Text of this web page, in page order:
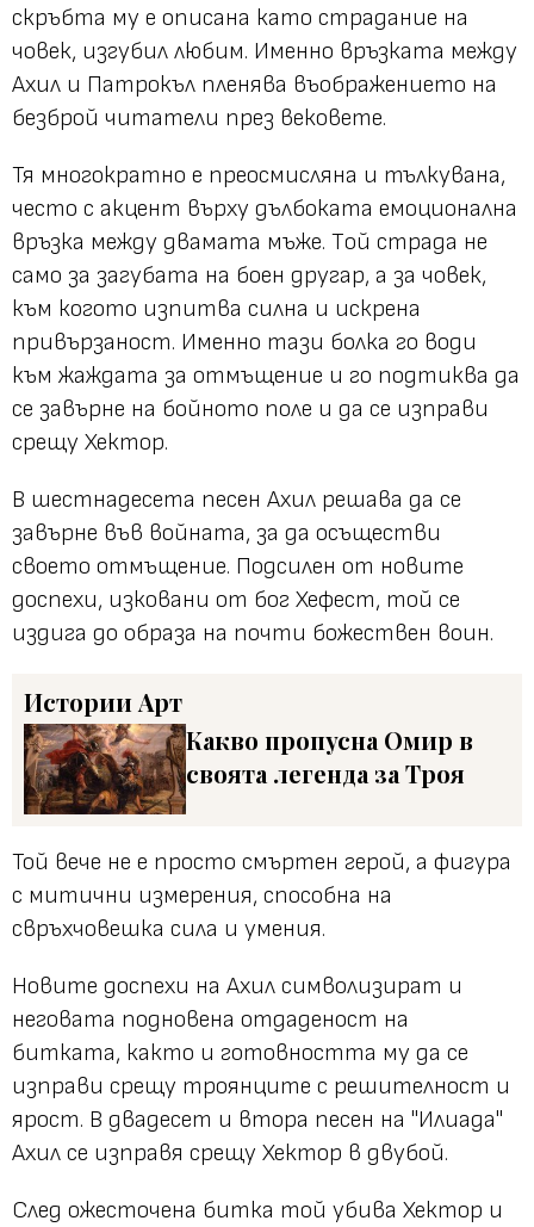
скръбта му е описана като страдание на
човек, изгубил любим. Именно връзката между
Ахил и Патрокъл пленява въображението на
безброй читатели през вековете.
Тя многократно е преосмисляна и тълкувана,
често с акцент върху дълбоката емоционална
връзка между двамата мъже. Tой страда не
само за загубата на боен другар, а за човек,
към когото изпитва силна и искрена
привързаност. Именно тази болка го води
към жаждата за отмъщение и го подтиква да
се завърне на бойното поле и да се изправи
срещу Хектор.
В шестнадесета песен Ахил решава да се
завърне във войната, за да осъществи
своето отмъщение. Подсилен от новите
доспехи, изковани от бог Хефест, той се
издига до образа на почти божествен воин.
ИсторииАрт
Какво пропусна Омир в
своята легенда за Троя
Той вече не е просто смъртен герой, а фигура
с митични измерения, способна на
свръхчовешка сила и умения.
Новите доспехи на Ахил символизират и
неговата подновена отдаденост на
битката, както и готовността му да се
изправи срещу троянците с решителност и
ярост. В двадесет и втора песен на "Илиада"
Ахил се изправя срещу Хектор в двубой.
След ожесточена битка той убива Хектор и